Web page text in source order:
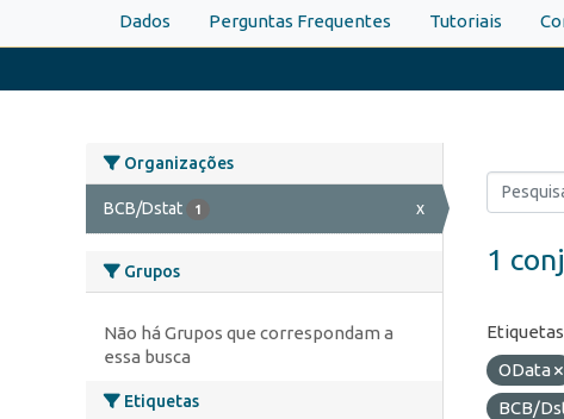
Dados Perguntas Frequentes Tutoriais
Organizações
BCB/Dstat 1 x
Grupos
Não há Grupos que correspondam a
essa busca
Etiquetas
1
OData
BCB/